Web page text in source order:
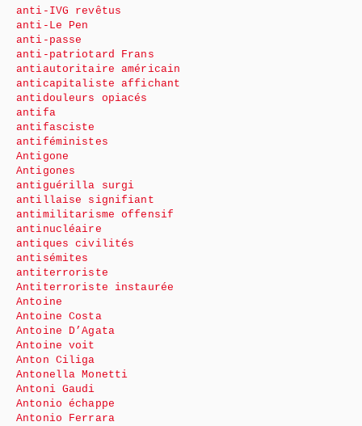
anti-IVG revêtus
anti-Le Pen
anti-passe
anti-patriotard Frans
antiautoritaire américain
anticapitaliste affichant
antidouleurs opiacés
antifa
antifasciste
antiféministes
Antigone
Antigones
antiguérilla surgi
antillaise signifiant
antimilitarisme offensif
antinucléaire
antiques civilités
antisémites
antiterroriste
Antiterroriste instaurée
Antoine
Antoine Costa
Antoine D’Agata
Antoine voit
Anton Ciliga
Antonella Monetti
Antoni Gaudi
Antonio échappe
Antonio Ferrara